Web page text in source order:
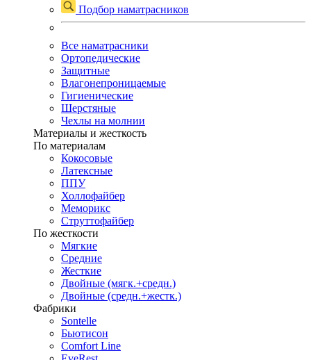
Подбор наматрасников
Все наматрасники
Ортопедические
Защитные
Влагонепроницаемые
Гигиенические
Шерстяные
Чехлы на молнии
Материалы и жесткость
По материалам
Кокосовые
Латексные
ППУ
Холлофайбер
Меморикс
Струттофайбер
По жесткости
Мягкие
Средние
Жесткие
Двойные (мягк.+средн.)
Двойные (средн.+жестк.)
Фабрики
Sontelle
Бьютисон
Comfort Line